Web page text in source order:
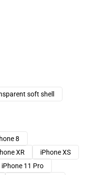
soft shell
8
XR
iPhone XS
iPhone 11 Pro